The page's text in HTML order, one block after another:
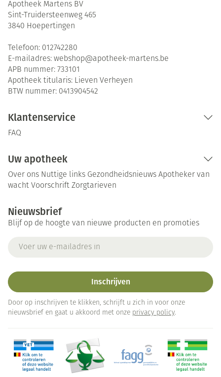
Apotheek Martens BV
Sint-Truidersteenweg 465
3840 Hoepertingen
Telefoon: 012742280
E-mailadres: webshop@apotheek-martens.be
APB nummer: 733101
Apotheek titularis: Lieven Verheyen
BTW nummer: 0413904542
Klantenservice
FAQ
Uw apotheek
Over ons Nuttige links Gezondheidsnieuws Apotheker van
wacht Voorschrift Zorgtarieven
Nieuwsbrief
Blijf op de hoogte van nieuwe producten en promoties
Inschrijven
Door op inschrijven te klikken, schrijft u zich in voor onze
nieuwsbrief en gaat u akkoord met onze privacy policy.